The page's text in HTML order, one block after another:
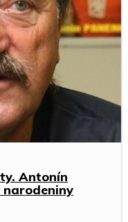
Antonín
narodeniny